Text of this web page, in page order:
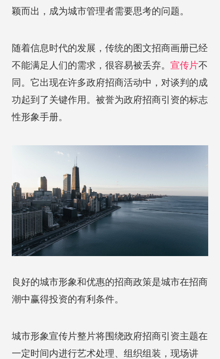
颖而出，成为城市管理者需要思考的问题。
随着信息时代的发展，传统的图文招商画册已经
不能满足人们的需求，很容易被丢弃。 宣传片不
同。它出现在许多政府招商活动中，对谈判的成
功起到了关键作用。被誉为政府招商引资的标志
性形象手册。
良好的城市形象和优惠的招商政策是城市在招商
潮中赢得投资的有利条件。
城市形象宣传片整片将围绕政府招商引资主题在
一定时间内进行艺术处理、组织组装，现场讲